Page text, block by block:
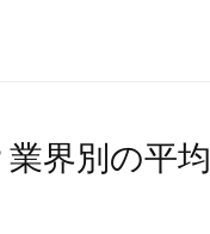
界別の平均